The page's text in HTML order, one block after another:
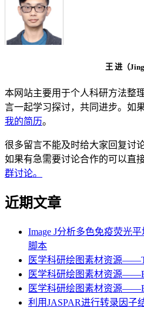
王 进（
本网站主要用于个人科研方法整
言一起学习探讨，共同进步。如
我的简历。
很多留言不能及时给大家回复讨
如果有急需要讨论合作的可以直
群讨论。
近期文章
Image J分析多色免疫荧光
脚本
医学科研绘图素材资源
医学科研绘图素材资源
医学科研绘图素材资源
利用JASPAR进行转录因子